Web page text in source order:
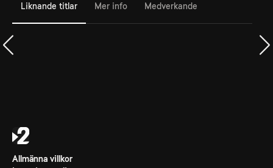
Liknande titlar Mer info Medverkande
Allmänna villkor